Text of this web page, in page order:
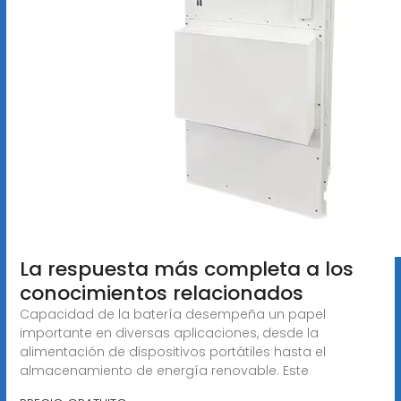
La respuesta más completa a los
conocimientos relacionados
Capacidad de la batería desempeña un papel
importante en diversas aplicaciones, desde la
alimentación de dispositivos portátiles hasta el
almacenamiento de energía renovable. Este